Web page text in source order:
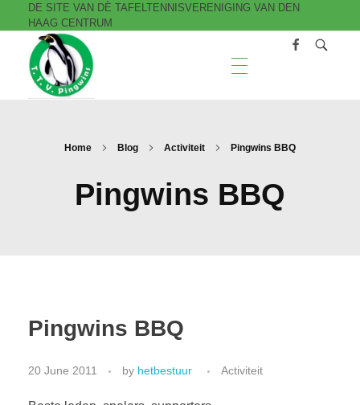
DE SITE VAN DÈ TAFELTENNISVERENIGING VAN DEN
HAAG CENTRUM
Home Blog Activiteit Pingwins BBQ
Pingwins BBQ
Pingwins BBQ
20 June 2011 by hetbestuur Activiteit